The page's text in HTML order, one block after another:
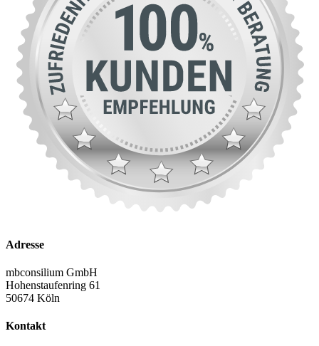
Adresse
mbconsilium GmbH
Hohenstaufenring 61
50674 Köln
Kontakt